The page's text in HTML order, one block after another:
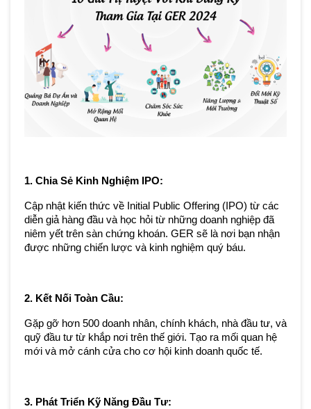
1. Chia Sẻ Kinh Nghiệm IPO:
Cập nhật kiến thức về Initial Public Offering (IPO) từ các
diễn giả hàng đầu và học hỏi từ những doanh nghiệp đã
niêm yết trên sàn chứng khoán. GER sẽ là nơi bạn nhận
được những chiến lược và kinh nghiệm quý báu.
2. Kết Nối Toàn Cầu:
Gặp gỡ hơn 500 doanh nhân, chính khách, nhà đầu tư, và
quỹ đầu tư từ khắp nơi trên thế giới. Tạo ra mối quan hệ
mới và mở cánh cửa cho cơ hội kinh doanh quốc tế.
3. Phát Triển Kỹ Năng Đầu Tư: